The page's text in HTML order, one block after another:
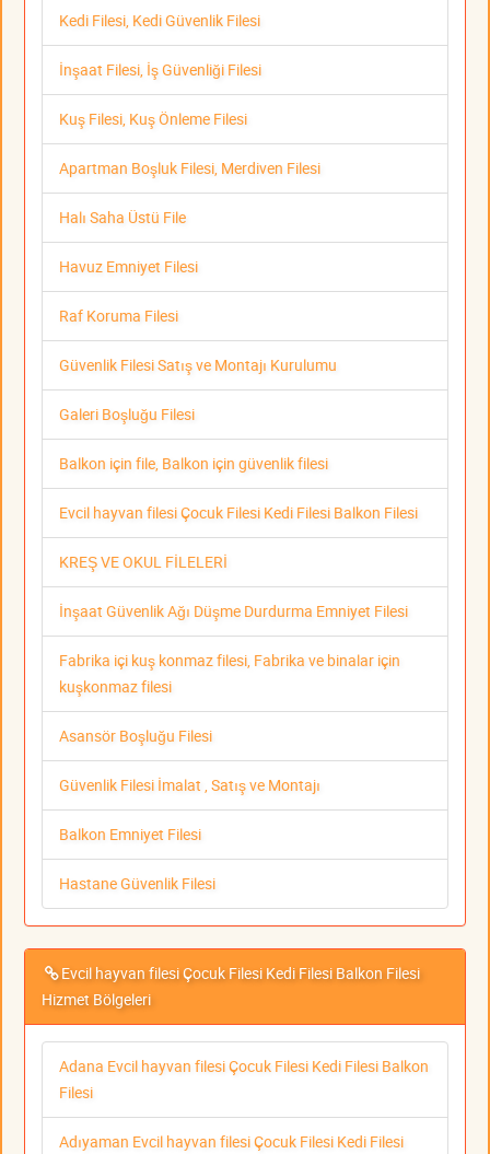
Kedi Filesi, Kedi Güvenlik Filesi
İnşaat Filesi, İş Güvenliği Filesi
Kuş Filesi, Kuş Önleme Filesi
Apartman Boşluk Filesi, Merdiven Filesi
Halı Saha Üstü File
Havuz Emniyet Filesi
Raf Koruma Filesi
Güvenlik Filesi Satış ve Montajı Kurulumu
Galeri Boşluğu Filesi
Balkon için file, Balkon için güvenlik filesi
Evcil hayvan filesi Çocuk Filesi Kedi Filesi Balkon Filesi
KREŞ VE OKUL FİLELERİ
İnşaat Güvenlik Ağı Düşme Durdurma Emniyet Filesi
Fabrika içi kuş konmaz filesi, Fabrika ve binalar için
kuşkonmaz filesi
Asansör Boşluğu Filesi
Güvenlik Filesi İmalat , Satış ve Montajı
Balkon Emniyet Filesi
Hastane Güvenlik Filesi
Evcil hayvan filesi Çocuk Filesi Kedi Filesi Balkon Filesi
Hizmet Bölgeleri
Adana Evcil hayvan filesi Çocuk Filesi Kedi Filesi Balkon
Filesi
Adıyaman Evcil hayvan filesi Çocuk Filesi Kedi Filesi